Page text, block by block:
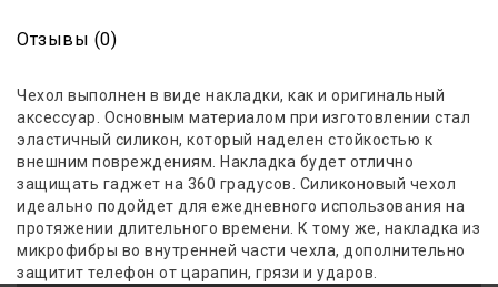
Отзывы (0)
Чехол выполнен в виде накладки, как и оригинальный
аксессуар. Основным материалом при изготовлении стал
эластичный силикон, который наделен стойкостью к
внешним повреждениям. Накладка будет отлично
защищать гаджет на 360 градусов. Силиконовый чехол
идеально подойдет для ежедневного использования на
протяжении длительного времени. К тому же, накладка из
микрофибры во внутренней части чехла, дополнительно
защитит телефон от царапин, грязи и ударов.